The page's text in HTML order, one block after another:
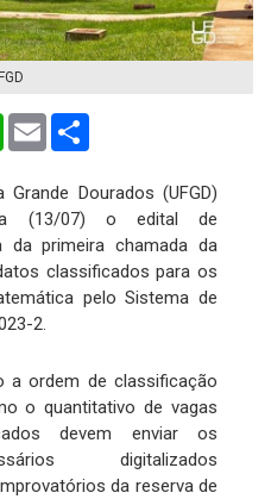
WhatsApp
Email
Dourados (UFGD)
(13/07) o edital de
da primeira chamada da
classificados para os
pelo Sistema de
2.
a ordem de classificação
o quantitativo de vagas
devem enviar os
digitalizados
da reserva de